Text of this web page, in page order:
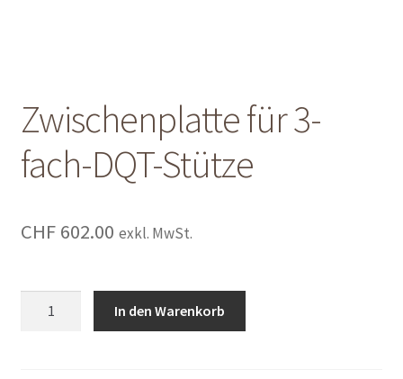
Warenkorb
Zwischenplatte für 3-
fach-DQT-Stütze
CHF602.00 exkl. MwSt.
In den Warenkorb